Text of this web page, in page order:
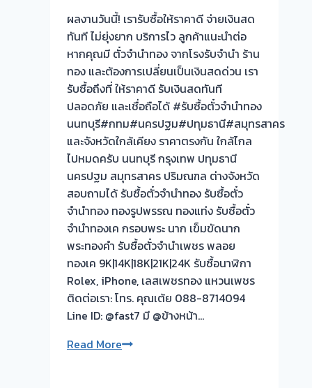
ใช้
บริการ
ครับ
รับ
ซื้อ
ตั๋ว
จำนำ
ทอง
💰
รับ
ไถ่ถอน
ถึง
โรง
จำนำ-
ร้าน
ทอง
ประเมิน
ตั๋ว
จ่าย
ผลงานวันนี้! เรารับซื้อให้ราคาดี จ่ายเงินสด
ทันที ไม่ยุ่งยาก บริการไว ลูกค้าแนะนำต่อ
หากคุณมี ตั๋วจำนำทอง จากโรงรับจำนำ ร้าน
ทอง และต้องการเปลี่ยนเป็นเงินสดด่วน เรา
รับซื้อถึงที่ ให้ราคาดี รับเงินสดทันที
ปลอดภัย และเชื่อถือได้ #รับซื้อตั๋วจำนำทอง
นนทบุรี#กทม#นครปฐม#ปทุมธานี#สมุทรสาคร
และจังหวัดใกล้เคียง ราคาตรงกัน ใกล้ไกล
ไปหมดครับ นนทบุรี กรุงเทพ ปทุมธานี
นครปฐม สมุทรสาคร ปริมณฑล ต่างจังหวัด
สอบถามได้ รับซื้อตั๋วจำนำทอง รับซื้อตั๋ว
จำนำทอง ทองรูปพรรณ ทองแท่ง รับซื้อตั๋ว
จำนำทองเค กรอบพระ นาก เข็มขัดนาก
พระทองคำ รับซื้อตั๋วจำนำเพชร พลอย
ทองเค 9K|14K|18K|21K|24K รับซื้อนาฬิกา
Rolex, iPhone, เลสเพชรทอง แหวนเพชร
ติดต่อเรา: โทร. คุณเต้ย 088-8714094
Line ID: @fast7 มี @ข้างหน้า…
Read Moreรับ